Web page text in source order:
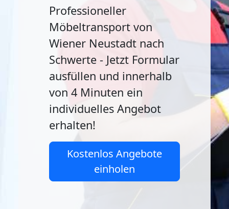
Professioneller
Möbeltransport von
Wiener Neustadt nach
Schwerte - Jetzt Formular
ausfüllen und innerhalb
von 4 Minuten ein
individuelles Angebot
erhalten!
Kostenlos Angebote
einholen